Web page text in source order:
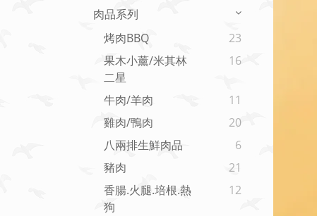
肉品系列
烤肉BBQ
23
果木小薰/米其林
二星
16
牛肉/羊肉
11
雞肉/鴨肉
20
八兩排生鮮肉品
6
豬肉
21
香腸.火腿.培根.熱
狗
12